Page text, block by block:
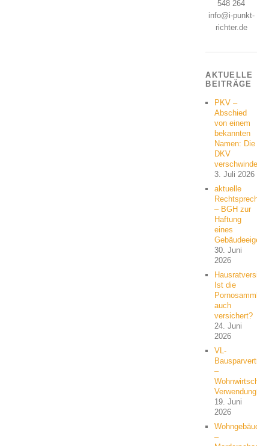
548 264
info@i-punkt-
richter.de
AKTUELLE
BEITRÄGE
PKV –
Abschied
von einem
bekannten
Namen: Die
DKV
verschwindet
3. Juli 2026
aktuelle
– BGH zur
Haftung
eines
30. Juni
2026
Ist die
auch
versichert?
24. Juni
2026
VL-
Bausparvertrag
–
Verwendung?
19. Juni
2026
Wohngebäude
–